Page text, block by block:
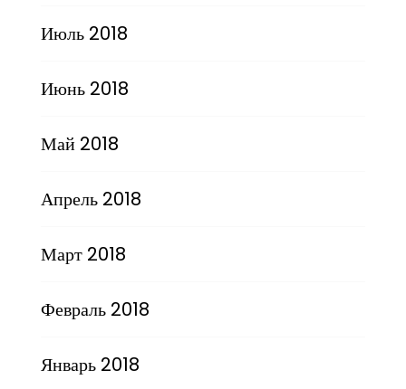
Июль 2018
Июнь 2018
Май 2018
Апрель 2018
Март 2018
Февраль 2018
Январь 2018